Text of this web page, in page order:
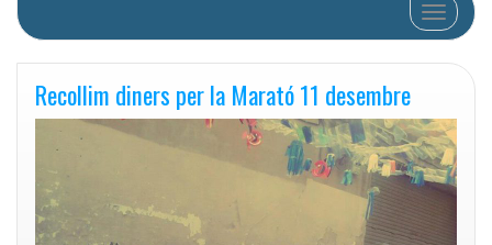
Cambiar
Recollim diners per la Marató 11 desembre